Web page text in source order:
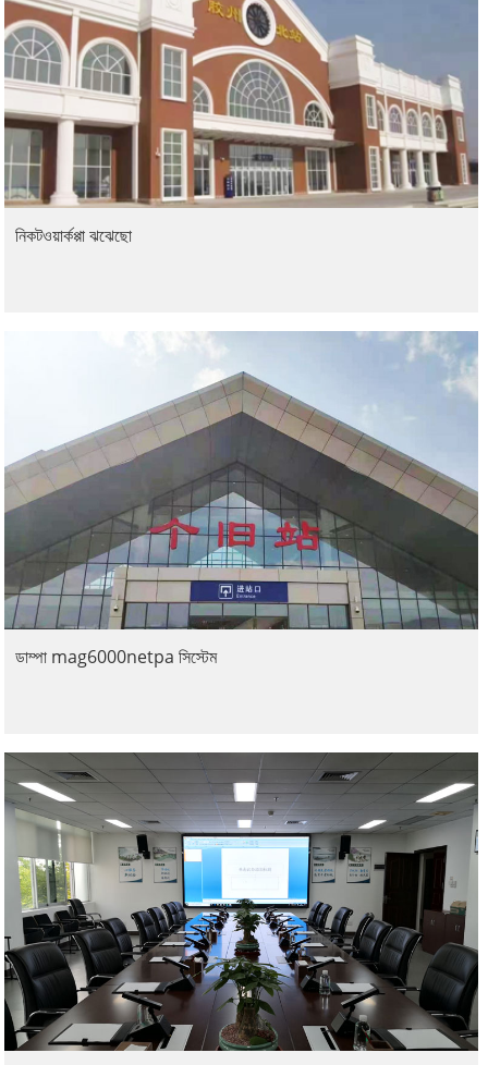
নিকটওয়ার্কপ্পা ঝঝেছো
ডাম্পা mag6000netpa সিস্টেম